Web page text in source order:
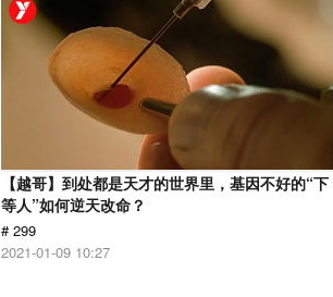
【越哥】到处都是天才的世界里，基因不好的“下
等人”如何逆天改命？
# 299
2021-01-09 10:27